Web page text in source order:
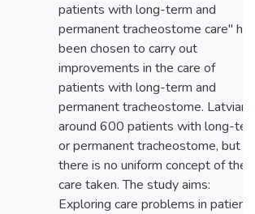
patients with long-term and
permanent tracheostome care" has
been chosen to carry out
improvements in the care of
patients with long-term and
permanent tracheostome. Latvian
around 600 patients with long-
or permanent tracheostome, but
there is no uniform concept of the
care taken. The study aims:
Exploring care problems in